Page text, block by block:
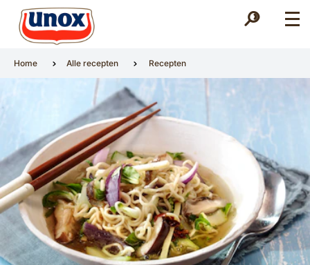
Zoek
Zoek
Home Alle recepten Recepten